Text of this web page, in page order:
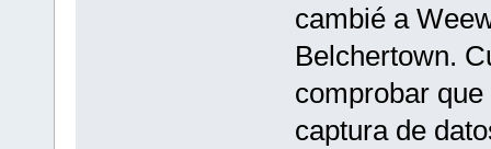
cambié a
Belchertown.
comprobar
captura de